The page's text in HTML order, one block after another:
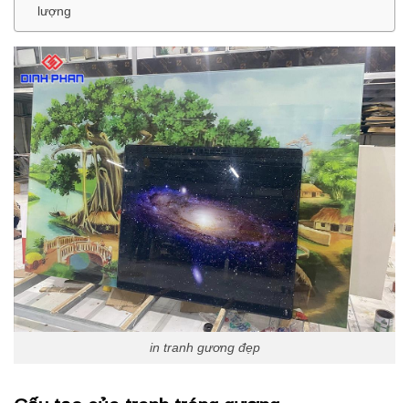
lượng
in tranh gương đẹp